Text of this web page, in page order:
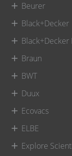
Beurer
Black+Decker
Black+Decker
Braun
BWT
Duux
Ecovacs
ELBE
Explore